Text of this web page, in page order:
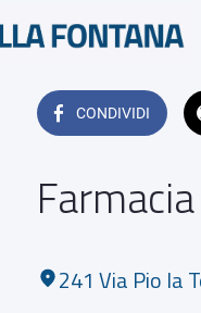
CONDIVIDI
241 Via Pio la